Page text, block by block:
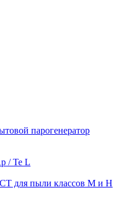
парогенератор
/ Te L
для пыли классов M и H